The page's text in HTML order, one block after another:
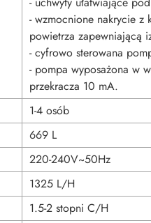
- wzmocnione nakrycie z
powietrza zapewniającą
- cyfrowo sterowana
- pompa wyposażona w
przekracza 10 mA.
1-4 osób
669 L
220-240V~50Hz
1325 L/H
1.5-2 stopni C/H